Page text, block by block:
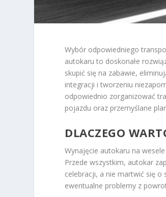
Wybór odpowiedniego
autokaru to doskonałe
skupić się na zabawie,
integracji i tworzeniu
odpowiednio zorganizować
pojazdu oraz przemyślane
DLACZEGO
Wynajęcie autokaru na
Przede wszystkim, autokar
celebracji, a nie martwić się o
ewentualne problemy z